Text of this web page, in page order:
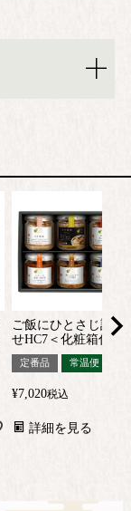
ご飯にひとさじ詰合
せHC7＜化粧箱付＞
定番品 常温便
¥7,020税込
詳細を見る